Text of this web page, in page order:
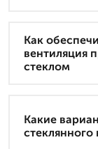
Как
вентиляция
стеклом
Какие